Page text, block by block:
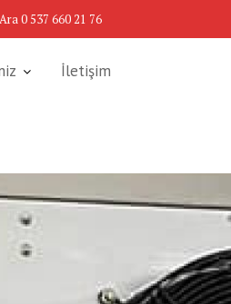
Ara 0 537 660 21 76
İletişim